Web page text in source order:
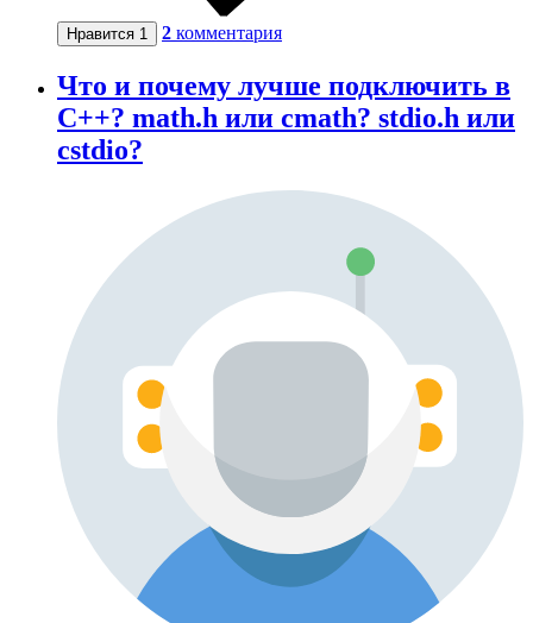
Нравится 1 2 комментария
Что и почему лучше подключить в
C++? math.h или cmath? stdio.h или
cstdio?